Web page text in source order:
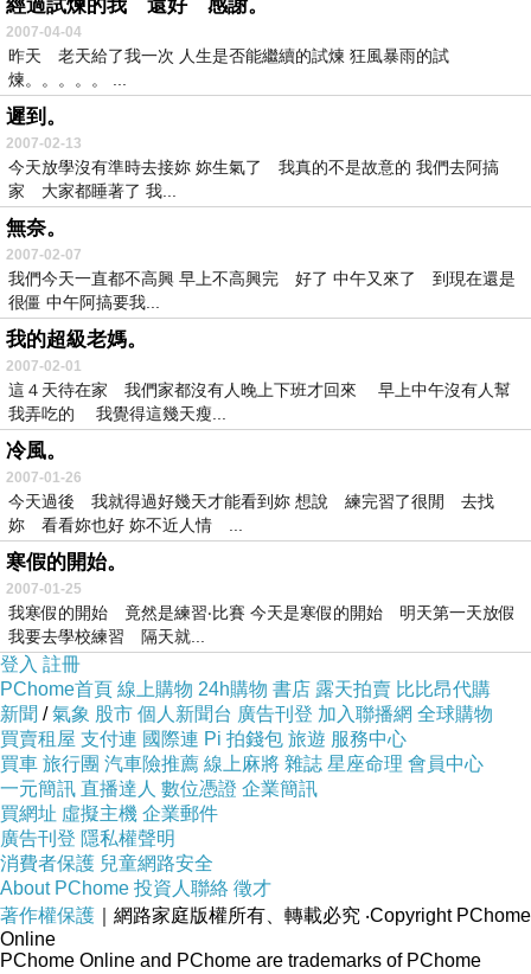
經過試煉的我 還好 感謝。
2007-04-04
昨天 老天給了我一次 人生是否能繼續的試煉 狂風暴雨的試
煉。。。。。 ...
遲到。
2007-02-13
今天放學沒有準時去接妳 妳生氣了 我真的不是故意的 我們去阿搞
家 大家都睡著了 我...
無奈。
2007-02-07
我們今天一直都不高興 早上不高興完 好了 中午又來了 到現在還是
很僵 中午阿搞要我...
我的超級老媽。
2007-02-01
這４天待在家 我們家都沒有人晚上下班才回來 早上中午沒有人幫
我弄吃的 我覺得這幾天瘦...
冷風。
2007-01-26
今天過後 我就得過好幾天才能看到妳 想說 練完習了很閒 去找
妳 看看妳也好 妳不近人情 ...
寒假的開始。
2007-01-25
我寒假的開始 竟然是練習‧比賽 今天是寒假的開始 明天第一天放假
我要去學校練習 隔天就...
登入 註冊
PChome首頁 線上購物 24h購物 書店 露天拍賣 比比昂代購
新聞 /氣象 股市 個人新聞台 廣告刊登 加入聯播網 全球購物
買賣租屋 支付連 國際連 Pi 拍錢包 旅遊 服務中心
買車 旅行團 汽車險推薦 線上麻將 雜誌 星座命理 會員中心
一元簡訊 直播達人 數位憑證 企業簡訊
買網址 虛擬主機 企業郵件
廣告刊登 隱私權聲明
消費者保護 兒童網路安全
About PChome 投資人聯絡 徵才
著作權保護 ｜網路家庭版權所有、轉載必究 ‧Copyright PChome
Online
PChome Online and PChome are trademarks of PChome